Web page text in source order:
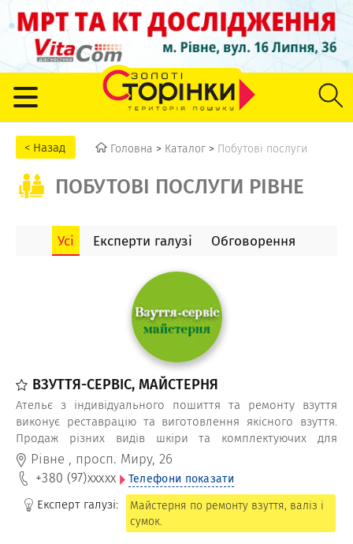
Головна > Каталог > Побутові послуги
ПОБУТОВІ ПОСЛУГИ РІВНЕ
Усі Експерти галузі Обговорення
ВЗУТТЯ-СЕРВІС, МАЙСТЕРНЯ
Ательє з індивідуального пошиття та ремонту взуття
виконує реставрацію та виготовлення якісного взуття.
Продаж різних видів шкіри та комплектуючих для
виробництва взуття, сумок та інших галантерейних
виробів. Замінити каблук (платформу), підошву,
блискавку, бігунок у взутті можна у нас.
Рівне , просп. Миру, 26
+380 (97)xxxxx Телефони показати
Експерт галузі:
Майстерня по ремонту взуття, валіз і
сумок.